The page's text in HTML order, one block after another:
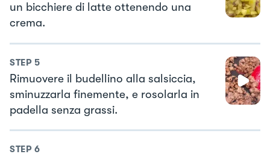
un bicchiere di latte ottenendo una
crema.
STEP 5
Rimuovere il budellino alla salsiccia,
sminuzzarla finemente, e rosolarla in
padella senza grassi.
STEP 6